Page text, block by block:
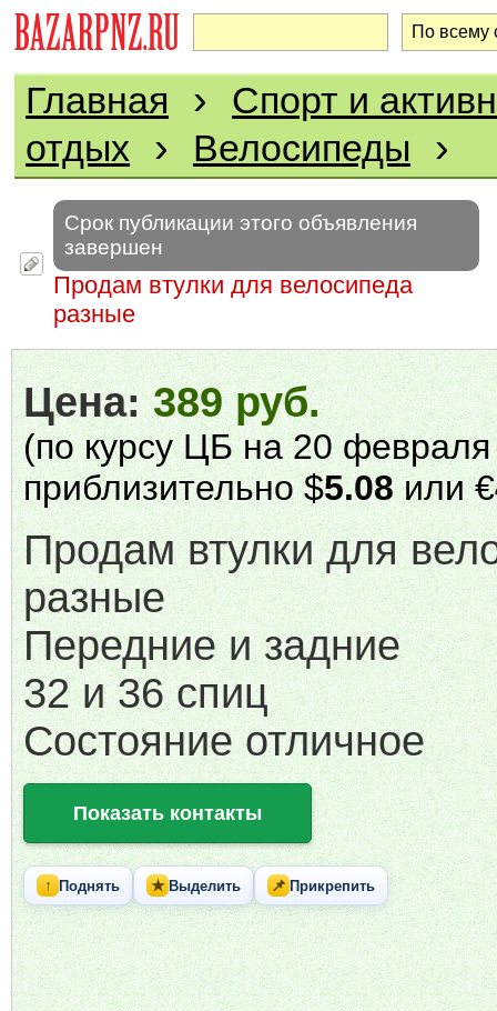
Главная › Спорт и
отдых › Велосипеды ›
Срок публикации этого объявления
завершен
Продам втулки для велосипеда
разные
Цена:389 руб.
(по курсу ЦБ на 20 февраля
приблизительно $5.08или €
Продам втулки для
разные
Передние и задние
32 и 36 спиц
Состояние отличное
Показать контакты
↑ Поднять ★ Выделить 📌 Прикрепить